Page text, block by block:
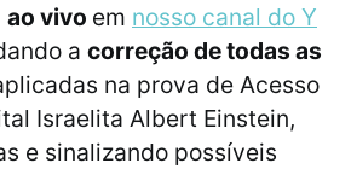
ao vivo em nosso canal do Y
a correção de todas as
na prova de Acesso
Israelita Albert Einstein,
e sinalizando possíveis